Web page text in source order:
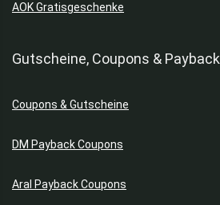
AOK Gratisgeschenke
Gutscheine, Coupons & Payback
Coupons & Gutscheine
DM Payback Coupons
Aral Payback Coupons